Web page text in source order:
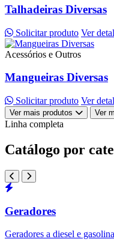
Talhadeiras Diversas
Solicitar produto Ver
Acessórios e Outros
Mangueiras Diversas
Solicitar produto Ver
Ver mais produtos Ver
Linha completa
Catálogo por
Geradores
Geradores a diesel e